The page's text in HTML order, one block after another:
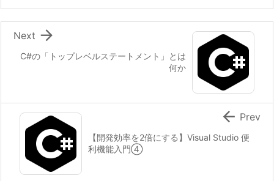
C#の「トップレベルステートメント」とは
何か

Next
【開発効率を2倍にする】Visual Studio 便
利機能入門④
 Prev